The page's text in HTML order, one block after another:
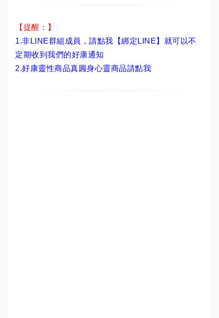
【提醒：】
1.非LINE群組成員， 請點我【綁定LINE】 就可以不
定期收到我們的好康通知
2.好康靈性商品真圓身心靈商品請點我